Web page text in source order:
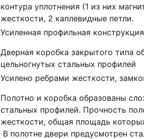
контура уплотнения (1 из них
жесткости, 2 каплевидные петли.
Усиленная профильная конструкция
Дверная коробка закрытого типа
цельногнутых стальных профилей
Усилено ребрами жесткости,
Полотно и коробка образованы
стальных профилей. Прочность
жесткости, общая площадь
В полотне двери предусмотрен